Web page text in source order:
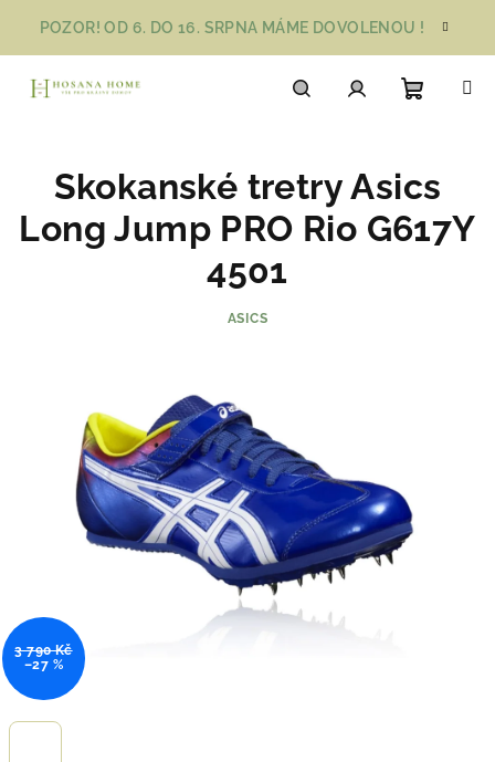
obsah
POZOR! OD 6. DO 16. SRPNA MÁME DOVOLENOU !
košík
Skokanské tretry Asics
Long Jump PRO Rio G617Y
4501
ASICS
3 790 Kč
–27 %